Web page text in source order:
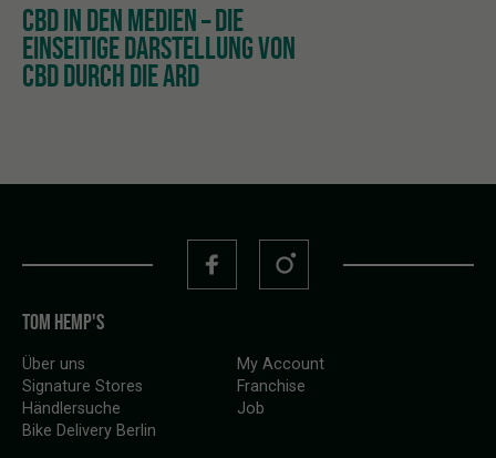
CBD IN DEN MEDIEN – DIE
EINSEITIGE DARSTELLUNG VON
CBD DURCH DIE ARD
TOM HEMP'S
Über uns
Signature Stores
Händlersuche
Bike Delivery Berlin
My Account
Franchise
Job